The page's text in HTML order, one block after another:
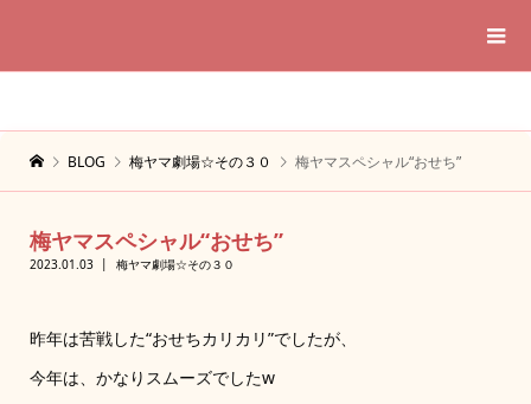
BLOG 梅ヤマ劇場☆その３０ 梅ヤマスペシャル“おせち”
梅ヤマスペシャル“おせち”
2023.01.03 梅ヤマ劇場☆その３０
昨年は苦戦した“おせちカリカリ”でしたが、
今年は、かなりスムーズでしたw